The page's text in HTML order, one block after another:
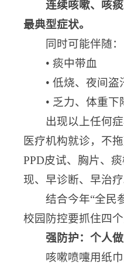
连续咳嗽、咳
最典型症状。
同时可能伴随：
• 痰中带血
• 低烧、夜间盗
• 乏力、体重下
出现以上任何
医疗机构就诊，不
PPD皮试、胸片、
现、早诊断、早治疗
结合今年“全民
校园防控要抓住四个
强防护：个人
咳嗽喷嚏用纸